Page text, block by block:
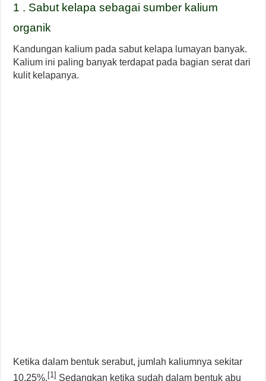
1 . Sabut kelapa sebagai sumber kalium
organik
Kandungan kalium pada sabut kelapa lumayan banyak.
Kalium ini paling banyak terdapat pada bagian serat dari
kulit kelapanya.
Ketika dalam bentuk serabut, jumlah kaliumnya sekitar
10,25%.[1] Sedangkan ketika sudah dalam bentuk abu